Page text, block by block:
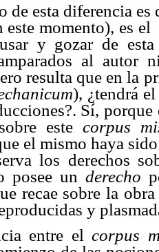
de esta diferencia es
este momento), es
y gozar de
al autor
resulta que en la
), ¿tendrá
Sí,
este corpus
el mismo haya
los derechos
un  derecho
recae sobre la
y
entre el corpus